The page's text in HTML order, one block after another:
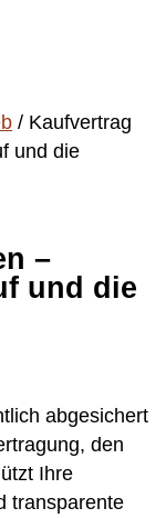
/ Kaufvertrag
und die
–
und die
abgesichert
den
Ihre
transparente